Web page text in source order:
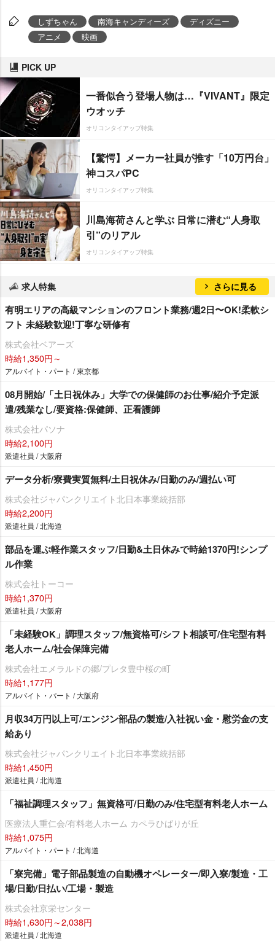
しずちゃん 南海キャンディーズ
ディズニー
アニメ
映画
PICK UP
一番似合う登場人物は…『VIVANT』限定
ウオッチ
オリコンタイアップ特集
【驚愕】メーカー社員が推す「10万円台」
神コスパPC
オリコンタイアップ特集
川島海荷さんと学ぶ 日常に潜む“人身取
引”のリアル
オリコンタイアップ特集
求人特集 さらに見る
有明エリアの⾼級マンションのフロント業務/週2⽇〜OK!柔軟シ
フト 未経験歓迎!丁寧な研修有
株式会社ベアーズ
時給1,350円～
アルバイト・パート / 東京都
08月開始/「土日祝休み」大学での保健師のお仕事/紹介予定派
遣/残業なし/要資格:保健師、正看護師
株式会社パソナ
時給2,100円
派遣社員 / 大阪府
データ分析/寮費実質無料/土日祝休み/日勤のみ/週払い可
株式会社ジャパンクリエイト北日本事業統括部
時給2,200円
派遣社員 / 北海道
部品を運ぶ軽作業スタッフ/日勤&土日休みで時給1370円!シンプ
ル作業
株式会社トーコー
時給1,370円
派遣社員 / 大阪府
「未経験OK」調理スタッフ/無資格可/シフト相談可/住宅型有料
老人ホーム/社会保障完備
株式会社エメラルドの郷/プレタ豊中桜の町
時給1,177円
アルバイト・パート / 大阪府
月収34万円以上可/エンジン部品の製造/入社祝い金・慰労金の支
給あり
株式会社ジャパンクリエイト北日本事業統括部
時給1,450円
派遣社員 / 北海道
「福祉調理スタッフ」無資格可/日勤のみ/住宅型有料老人ホーム
医療法人重仁会/有料老人ホーム カペラひばりが丘
時給1,075円
アルバイト・パート / 北海道
「寮完備」電子部品製造の自動機オペレーター/即入寮/製造・工
場/日勤/日払い/工場・製造
株式会社京栄センター
時給1,630円～2,038円
派遣社員 / 北海道